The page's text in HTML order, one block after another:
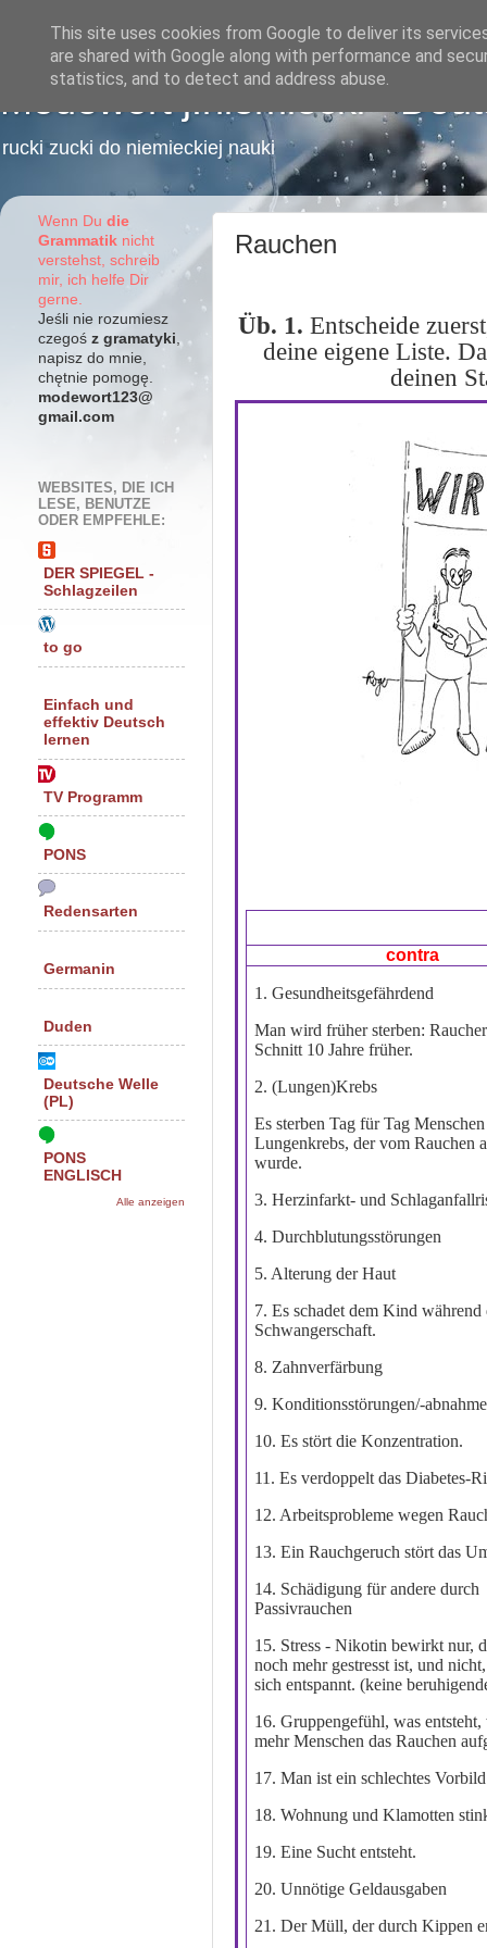
Modewort j.niemiecki -
rucki zucki do niemieckiej nauki
Rauchen
Üb. 1. Entscheide
deine eigene Liste.
deinen
contra
1. Gesundheitsgefährdend
Man wird früher sterben:
Schnitt 10 Jahre früher.
2. (Lungen)Krebs
Es sterben Tag für Tag
Lungenkrebs, der vom Rauchen
wurde.
3. Herzinfarkt- und
4. Durchblutungsstörungen
5. Alterung der Haut
7. Es schadet dem Kind während
Schwangerschaft.
8. Zahnverfärbung
9. Konditionsstörungen/-abnahme
10.Es stört die Konzentration.
11.Es verdoppelt das Diabetes-
12. Arbeitsprobleme wegen
13. Ein Rauchgeruch stört das
14. Schädigung für andere durch
Passivrauchen
15. Stress - Nikotin bewirkt nur,
noch mehr gestresst ist, und
sich entspannt. (keine
16. Gruppengefühl, was
mehr Menschen das Rauchen
17. Man ist ein schlechtes
18. Wohnung und Klamotten
19. Eine Sucht entsteht.
20. Unnötige Geldausgaben
21.Der Müll, der durch Kippen
Wenn Du die
Grammatik nicht
verstehst, schreib
mir, ich helfe Dir
gerne.
Jeśli nie rozumiesz
czegoś z gramatyki
napisz do mnie,
chętnie pomogę.
modewort123@
gmail.com
WEBSITES, DIE ICH
LESE, BENUTZE
ODER EMPFEHLE:
DER SPIEGEL -
Schlagzeilen
to go
Einfach und
effektiv Deutsch
lernen
TV Programm
PONS
Redensarten
Germanin
Duden
Deutsche Welle
(PL)
PONS
ENGLISCH
Alle anzeigen
This site uses cookies from Google to deliver its
are shared with Google along with performance and
statistics, and to detect and address abuse.